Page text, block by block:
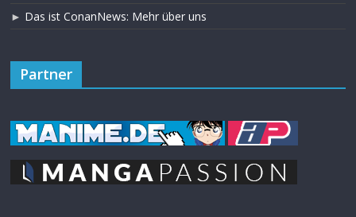
► Das ist ConanNews: Mehr über uns
Partner